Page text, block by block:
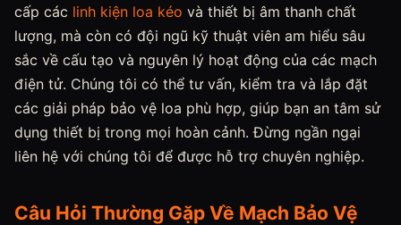
cấp các linh kiện loa kéo và thiết bị âm thanh chất
lượng, mà còn có đội ngũ kỹ thuật viên am hiểu sâu
sắc về cấu tạo và nguyên lý hoạt động của các mạch
điện tử. Chúng tôi có thể tư vấn, kiểm tra và lắp đặt
các giải pháp bảo vệ loa phù hợp, giúp bạn an tâm sử
dụng thiết bị trong mọi hoàn cảnh. Đừng ngần ngại
liên hệ với chúng tôi để được hỗ trợ chuyên nghiệp.
Câu Hỏi Thường Gặp Về Mạch Bảo Vệ